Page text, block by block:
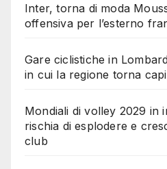
Inter, torna di moda
offensiva per l’esterno
Gare ciclistiche in
in cui la regione torna
Mondiali di volley 2029 in
rischia di esplodere e
club